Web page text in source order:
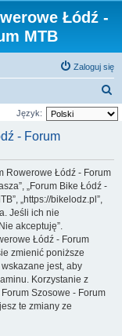
Łódź -
MTB
Zaloguj się
z
Język:
- Forum
Rowerowe Łódź - Forum
„Forum Bike Łódź -
„https://bikelodz.pl”,
Jeśli ich nie
akceptuję”.
Łódź - Forum
zmienić poniższe
jest, aby
Korzystanie z
Szosowe - Forum
te zmiany ze